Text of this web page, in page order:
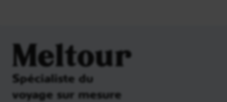
Meltour
Spécialiste du
voyage sur mesure